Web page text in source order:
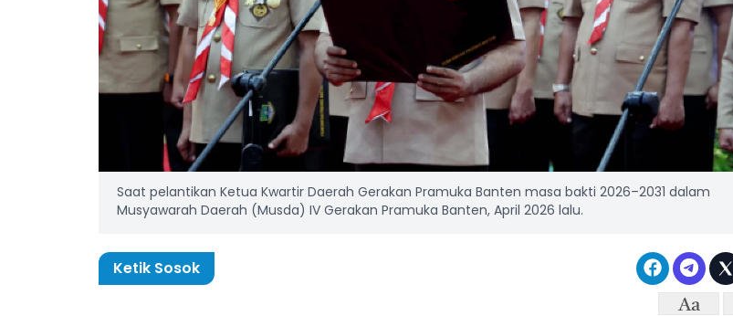
Saat pelantikan Ketua Kwartir Daerah Gerakan Pramuka Banten masa bakti 2026–2031 dalam
Musyawarah Daerah (Musda) IV Gerakan Pramuka Banten, April 2026 lalu.
Ketik Sosok